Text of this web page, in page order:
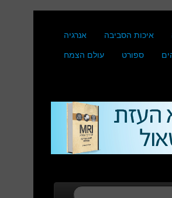
איכות הסביבה
אנרגיה
ספורט
עולם הצמח